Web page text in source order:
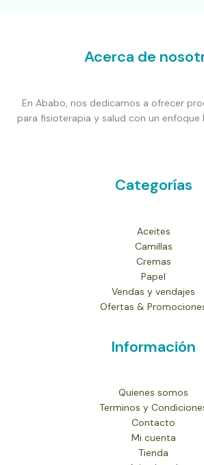
Acerca de
En Ababo, nos dedicamos a ofrecer
para fisioterapia y salud con un enfoque
Categorías
Aceites
Camillas
Cremas
Papel
Vendas y vendajes
Ofertas &
Información
Quienes somos
Terminos y
Contacto
Mi cuenta
Tienda